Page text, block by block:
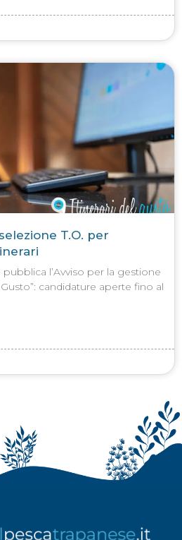
T.O. per
pubblica l’Avviso per la gestione
candidature aperte fino al